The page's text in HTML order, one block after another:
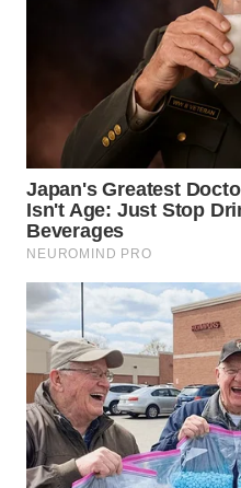
KARO
WN
SIMALUNGUN
WN
LABUHANBATU
WN
TAPANULI
TENGAH
WN DELI
SERDANG